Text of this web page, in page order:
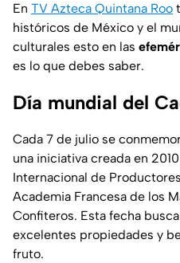
En TV Azteca Quintana Roo
históricos de México y el
culturales esto en las
es lo que debes saber.
Día mundial del
Cada 7 de julio se
una iniciativa creada en
Internacional de
Academia Francesa de los
Confiteros. Esta fecha
excelentes propiedades y
fruto.